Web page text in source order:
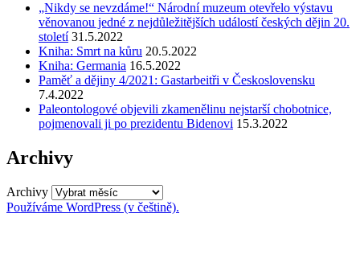
„Nikdy se nevzdáme!“ Národní muzeum otevřelo výstavu
věnovanou jedné z nejdůležitějších událostí českých dějin 20.
století 31.5.2022
Kniha: Smrt na kůru 20.5.2022
Kniha: Germania 16.5.2022
Paměť a dějiny 4/2021: Gastarbeitři v Československu
7.4.2022
Paleontologové objevili zkamenělinu nejstarší chobotnice,
pojmenovali ji po prezidentu Bidenovi 15.3.2022
Archivy
Archivy
Používáme WordPress (v češtině).